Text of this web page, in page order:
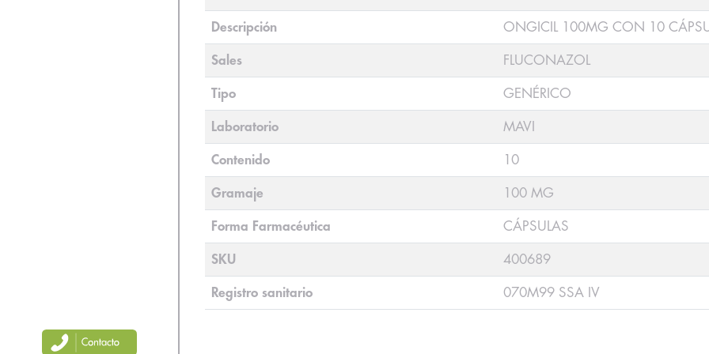
Descripción ONGICIL 100MG CON 10
Sales FLUCONAZOL
Tipo GENÉRICO
Laboratorio MAVI
Contenido 10
Gramaje 100 MG
Forma Farmacéutica CÁPSULAS
SKU 400689
Registro sanitario 070M99 SSA IV